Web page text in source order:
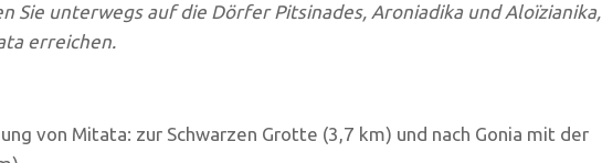
Sie unterwegs auf die Dörfer Pitsinades, Aroniadika und Aloïzianika,
erreichen.
von Mitata: zur Schwarzen Grotte (3,7 km) und nach Gonia mit der